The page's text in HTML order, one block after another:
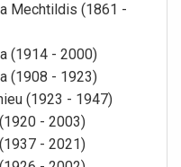
Mechtildis (1861 -
(1914 - 2000)
(1908 - 1923)
(1923 - 1947)
- 2003)
- 2021)